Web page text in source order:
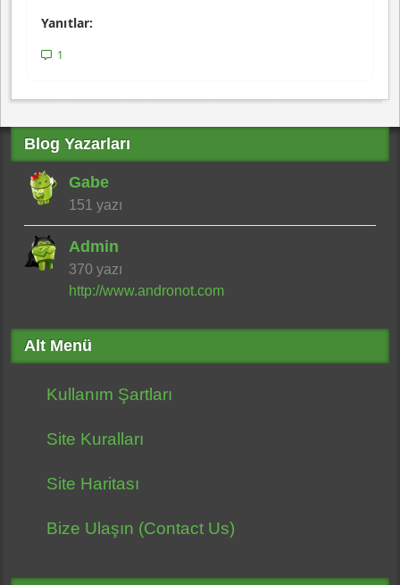
Yanıtlar:
1
Blog Yazarları
Gabe
151 yazı
Admin
370 yazı
http://www.andronot.com
Alt Menü
Kullanım Şartları
Site Kuralları
Site Haritası
Bize Ulaşın (Contact Us)